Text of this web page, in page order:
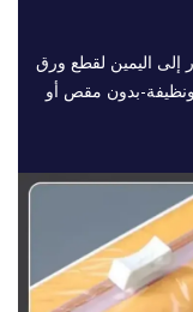
إلى اليمين لقطع ورق
ونظيفة-بدون مقص أو